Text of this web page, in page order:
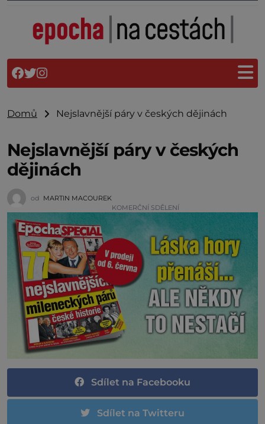
Domů Nejslavnější páry v českých dějinách
Nejslavnější páry v českých
dějinách
od MARTIN MACOUREK
KOMERČNÍ SDĚLENÍ
Sdílet na Facebooku
Sdílet na Twitteru